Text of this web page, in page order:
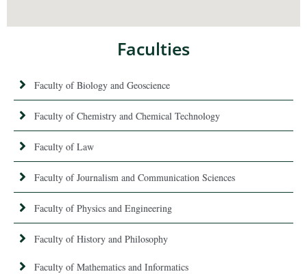
Faculties
Faculty of Biology and Geoscience
Faculty of Chemistry and Chemical Technology
Faculty of Law
Faculty of Journalism and Communication Sciences
Faculty of Physics and Engineering
Faculty of History and Philosophy
Faculty of Mathematics and Informatics